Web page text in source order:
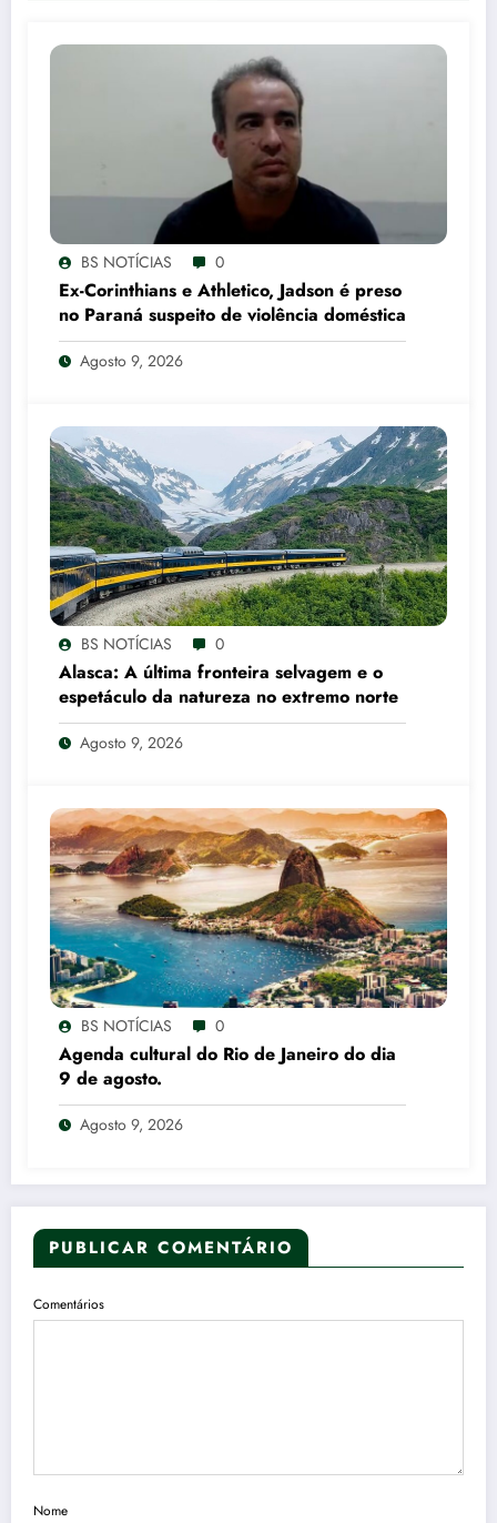
BS NOTÍCIAS 0
Ex-Corinthians e Athletico, Jadson é preso
no Paraná suspeito de violência doméstica
Agosto 9, 2026
BS NOTÍCIAS 0
Alasca: A última fronteira selvagem e o
espetáculo da natureza no extremo norte
Agosto 9, 2026
BS NOTÍCIAS 0
Agenda cultural do Rio de Janeiro do dia
9 de agosto.
Agosto 9, 2026
PUBLICAR COMENTÁRIO
Comentários
Nome